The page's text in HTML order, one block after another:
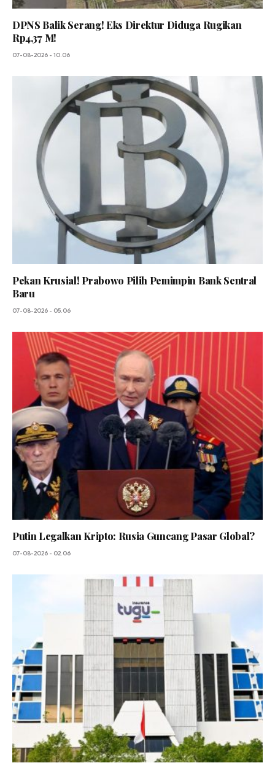
DPNS Balik Serang! Eks Direktur Diduga Rugikan
Rp4,37 M!
07-08-2026 - 10.06
Pekan Krusial! Prabowo Pilih Pemimpin Bank Sentral
Baru
07-08-2026 - 05.06
Putin Legalkan Kripto: Rusia Guncang Pasar Global?
07-08-2026 - 02.06